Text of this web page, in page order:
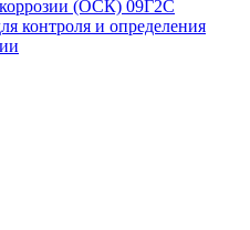
коррозии (ОСК) 09Г2С
контроля и определения